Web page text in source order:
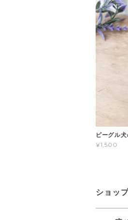
ビーグル
¥1,500
ショッ